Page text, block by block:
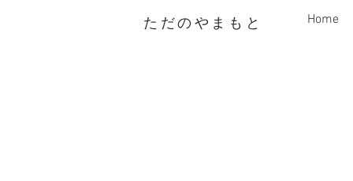
ただのやまもと Home